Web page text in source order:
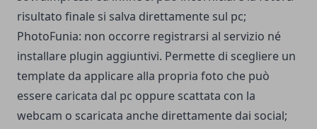
risultato finale si salva direttamente sul pc;
PhotoFunia: non occorre registrarsi al servizio né
installare plugin aggiuntivi. Permette di scegliere un
template da applicare alla propria foto che può
essere caricata dal pc oppure scattata con la
webcam o scaricata anche direttamente dai social;